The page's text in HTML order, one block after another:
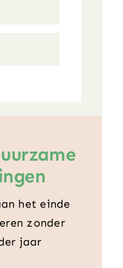
het einde
zonder
jaar